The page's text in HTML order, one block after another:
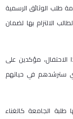
طلب الوثائق الرسمية
الالتزام بها لضمان
الاحتفال، مؤكدين على
سترشدهم في حياتهم
الجامعة كالغناء